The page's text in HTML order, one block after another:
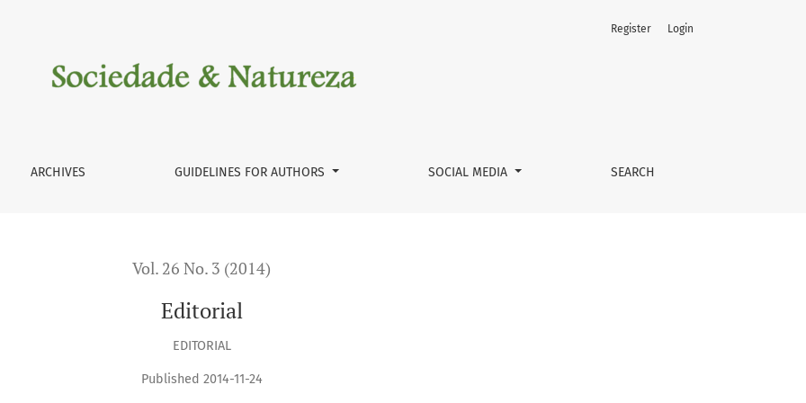
ARCHIVES GUIDELINES FOR AUTHORS SOCIAL MEDIA SEARCH
Register Login
Vol. 26 No. 3 (2014)
Editorial
EDITORIAL
Published 2014-11-24